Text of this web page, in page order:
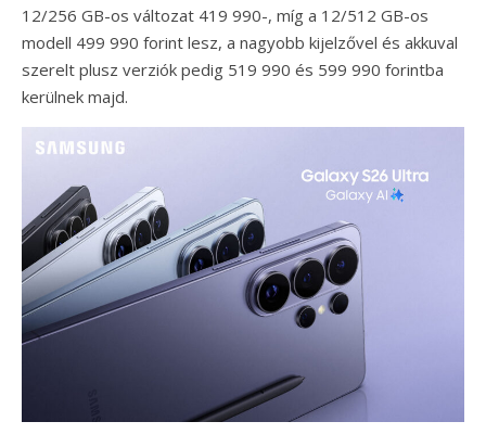
12/256 GB-os változat 419 990-, míg a 12/512 GB-os
modell 499 990 forint lesz, a nagyobb kijelzővel és akkuval
szerelt plusz verziók pedig 519 990 és 599 990 forintba
kerülnek majd.